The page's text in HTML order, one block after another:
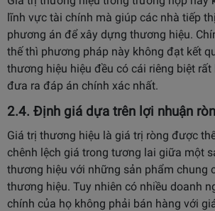
lĩnh vực tài chính mà giúp các nhà tiếp
phương án để xây dựng thương hiệu.
thế thì phương pháp này không đạt kết
thương hiệu hiệu đều có cái riêng biệt rất
đưa ra đáp án chính xác nhất.
2.4. Định giá dựa trên lợi nhuận
Giá trị thương hiệu là giá trị ròng được
chênh lệch giá trong tương lai giữa một
thương hiệu với những sản phẩm chung
thương hiệu. Tuy nhiên có nhiều doanh
chính của họ không phải bán hàng với